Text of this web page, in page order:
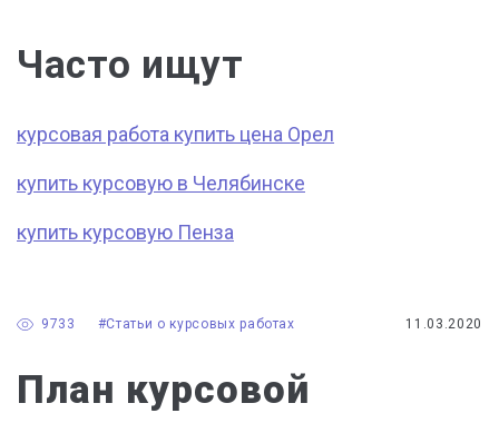
Часто ищут
курсовая работа купить цена Орел
купить курсовую в Челябинске
купить курсовую Пенза
11.03.2020
#Статьи о курсовых работах
9733
План курсовой